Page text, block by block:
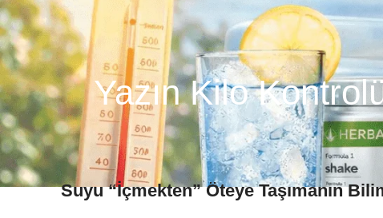
Yazın Kilo
Suyu “İçmekten” Öteye Taşımanın